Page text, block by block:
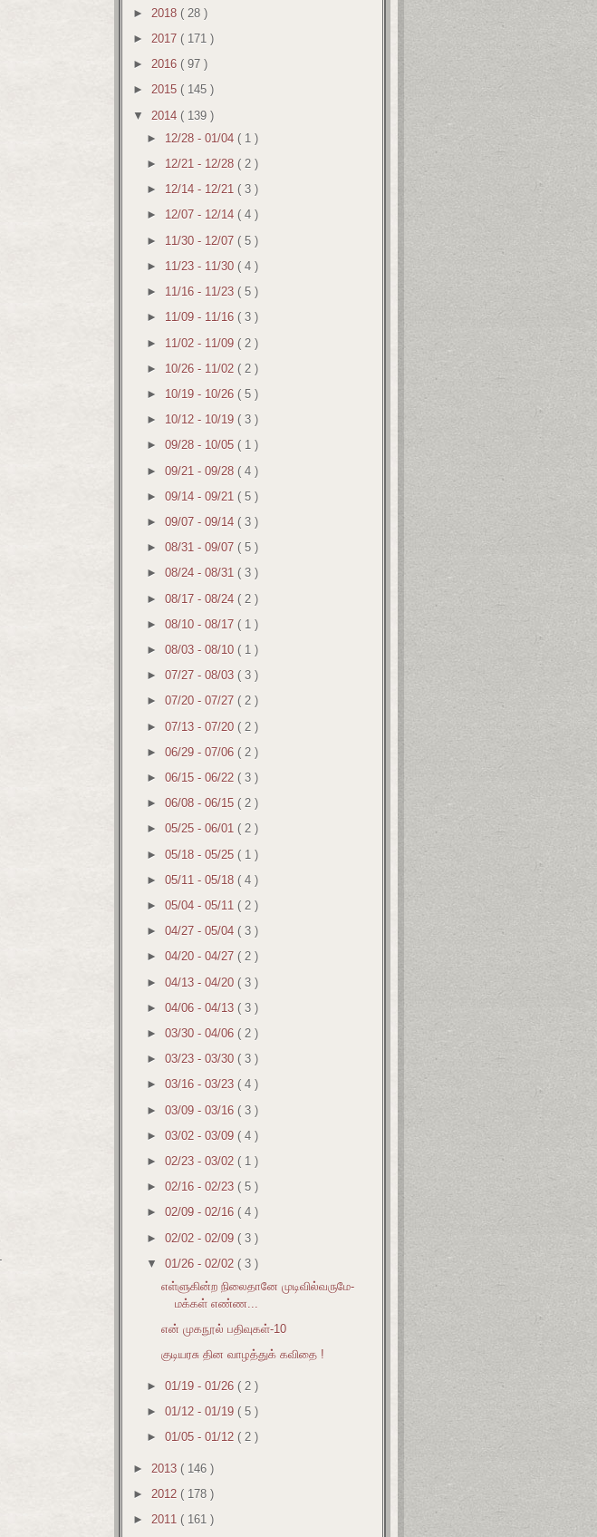
► 2018 ( 28 )
► 2017 ( 171 )
► 2016 ( 97 )
► 2015 ( 145 )
▼ 2014 ( 139 )
► 12/28 - 01/04 ( 1 )
► 12/21 - 12/28 ( 2 )
► 12/14 - 12/21 ( 3 )
► 12/07 - 12/14 ( 4 )
► 11/30 - 12/07 ( 5 )
► 11/23 - 11/30 ( 4 )
► 11/16 - 11/23 ( 5 )
► 11/09 - 11/16 ( 3 )
► 11/02 - 11/09 ( 2 )
► 10/26 - 11/02 ( 2 )
► 10/19 - 10/26 ( 5 )
► 10/12 - 10/19 ( 3 )
►09/28 - 10/05 ( 1 )
►09/21 - 09/28 ( 4 )
►09/14 - 09/21 ( 5 )
►09/07 - 09/14 ( 3 )
►08/31 - 09/07 ( 5 )
►08/24 - 08/31 ( 3 )
►08/17 - 08/24 ( 2 )
►08/10 - 08/17 ( 1 )
►08/03 - 08/10 ( 1 )
►07/27 - 08/03 ( 3 )
►07/20 - 07/27 ( 2 )
►07/13 - 07/20 ( 2 )
►06/29 - 07/06 ( 2 )
►06/15 - 06/22 ( 3 )
►06/08 - 06/15 ( 2 )
►05/25 - 06/01 ( 2 )
►05/18 - 05/25 ( 1 )
►05/11 - 05/18 ( 4 )
►05/04 - 05/11 ( 2 )
►04/27 - 05/04 ( 3 )
►04/20 - 04/27 ( 2 )
►04/13 - 04/20 ( 3 )
►04/06 - 04/13 ( 3 )
►03/30 - 04/06 ( 2 )
►03/23 - 03/30 ( 3 )
►03/16 - 03/23 ( 4 )
►03/09 - 03/16 ( 3 )
►03/02 - 03/09 ( 4 )
►02/23 - 03/02 ( 1 )
►02/16 - 02/23 ( 5 )
►02/09 - 02/16 ( 4 )
►02/02 - 02/09 ( 3 )
▼01/26 - 02/02 ( 3 )
எள்ளுகின்ற நிலைதானே முடிவில்வருமே-
மக்கள் எண்ண...
என் முகநூல் பதிவுகள்-10
குடியரசு தின வாழத்துக் கவிதை !
►01/19 - 01/26 ( 2 )
►01/12 - 01/19 ( 5 )
►01/05 - 01/12 ( 2 )
► 2013 ( 146 )
► 2012 ( 178 )
► 2011 ( 161 )